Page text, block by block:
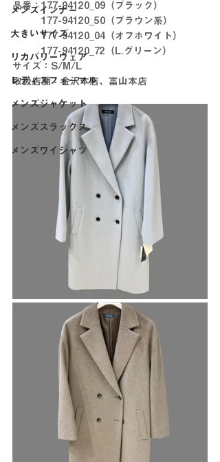
メンズインナー
大きいサイズ
リカバリーウェア
レディスフォーマル
メンズジャケット
メンズスラックス
メンズワイシャツ
品番：177-94120_09（ブラック）
177-94120_50（ブラウン系）
177-94120_04（オフホワイト）
177-94120_72（L.グリーン）
サイズ：S/M/L
取扱店舗：金沢本店、富山本店